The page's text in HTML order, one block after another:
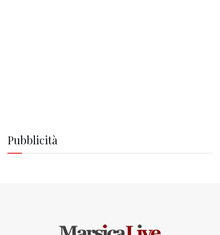
Pubblicità